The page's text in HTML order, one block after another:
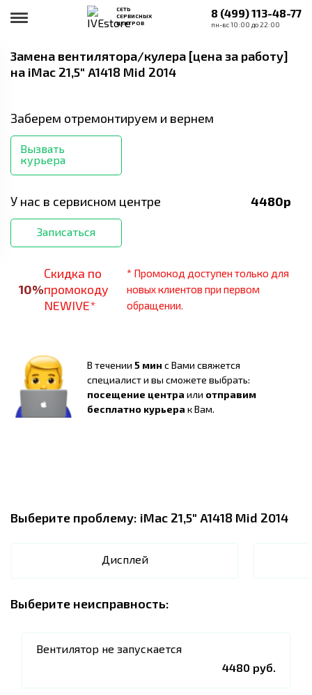
СЕТЬ
СЕРВИСНЫХ
ЦЕНТРОВ
8 (499) 113-48-77
пн-вс 10:00 до 22:00
Замена вентилятора/кулера [цена за работу]
на iMac 21,5" A1418 Mid 2014
Заберем отремонтируем и вернем
Вызвать
курьера
У нас в сервисном центре 4480р
Записаться
10%
Скидка по
промокоду
NEWIVE*
* Промокод доступен только для
новых клиентов при первом
обращении.
В течении 5 мин с Вами свяжется
специалист и вы сможете выбрать:
посещение центра или отправим
бесплатно курьера к Вам.
Выберите проблему: iMac 21,5" A1418 Mid 2014
Дисплей
Выберите неисправность:
Вентилятор не запускается
4480 руб.